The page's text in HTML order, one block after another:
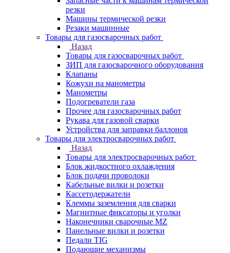
резки
Машины термической резки
Резаки машинные
Товары для газосварочных работ
Назад
Товары для газосварочных работ
ЗИП для газосварочного оборудования
Клапаны
Кожухи на манометры
Манометры
Подогреватели газа
Прочее для газосварочных работ
Рукава для газовой сварки
Устройства для заправки баллонов
Товары для электросварочных работ
Назад
Товары для электросварочных работ
Блок жидкостного охлаждения
Блок подачи проволоки
Кабельные вилки и розетки
Кассетодержатели
Клеммы заземления для сварки
Магнитные фиксаторы и уголки
Наконечники сварочные MZ
Панельные вилки и розетки
Педали TIG
Подающие механизмы